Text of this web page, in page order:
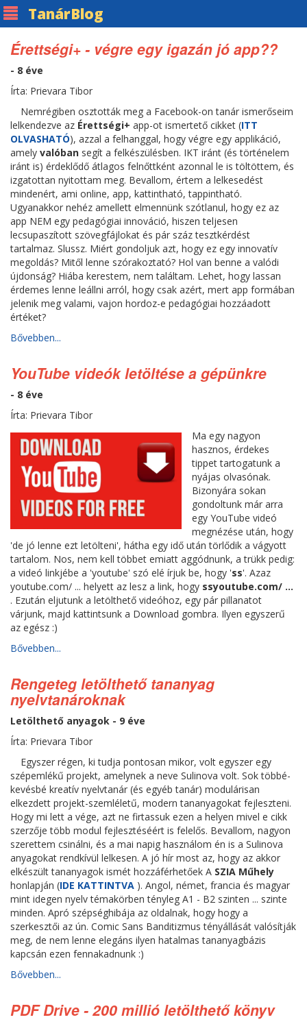
TanárBlog
Érettségi+ - végre egy igazán jó app??
- 8 éve
Írta: Prievara Tibor
Nemrégiben osztották meg a Facebook-on tanár ismerőseim
lelkendezve az Érettségi+ app-ot ismertető cikket (ITT
OLVASHATÓ), azzal a felhanggal, hogy végre egy applikáció,
amely valóban segít a felkészülésben. IKT iránt (és történelem
iránt is) érdeklődő átlagos felnőttként azonnal le is töltöttem, és
izgatottan nyitottam meg. Bevallom, értem a lelkesedést
mindenért, ami online, app, kattintható, tappintható.
Ugyanakkor nehéz amellett elmennünk szótlanul, hogy ez az
app NEM egy pedagógiai innováció, hiszen teljesen
lecsupaszított szövegfájlokat és pár száz tesztkérdést
tartalmaz. Slussz. Miért gondoljuk azt, hogy ez egy innovatív
megoldás? Mitől lenne szórakoztató? Hol van benne a valódi
újdonság? Hiába kerestem, nem találtam. Lehet, hogy lassan
érdemes lenne leállni arról, hogy csak azért, mert app formában
jelenik meg valami, vajon hordoz-e pedagógiai hozzáadott
értéket?
Bővebben...
YouTube videók letöltése a gépünkre
- 8 éve
Írta: Prievara Tibor
Ma egy nagyon
hasznos, érdekes
tippet tartogatunk a
nyájas olvasónak.
Bizonyára sokan
gondoltunk már arra
egy YouTube videó
megnézése után, hogy
'de jó lenne ezt letölteni', hátha egy idő után törlődik a vágyott
tartalom. Nos, nem kell többet emiatt aggódnunk, a trükk pedig:
a videó linkjébe a 'youtube' szó elé írjuk be, hogy 'ss'. Azaz
youtube.com/ ... helyett az lesz a link, hogy ssyoutube.com/ ...
. Ezután eljutunk a letölthető videóhoz, egy pár pillanatot
várjunk, majd kattintsunk a Download gombra. Ilyen egyszerű
az egész :)
Bővebben...
Rengeteg letölthető tananyag
nyelvtanároknak
Letölthető anyagok - 9 éve
Írta: Prievara Tibor
Egyszer régen, ki tudja pontosan mikor, volt egyszer egy
szépemlékű projekt, amelynek a neve Sulinova volt. Sok többé-
kevésbé kreatív nyelvtanár (és egyéb tanár) modulárisan
elkezdett projekt-szemléletű, modern tananyagokat fejleszteni.
Hogy mi lett a vége, azt ne firtassuk ezen a helyen mivel e cikk
szerzője több modul fejlesztéséért is felelős. Bevallom, nagyon
szerettem csinálni, és a mai napig használom én is a Sulinova
anyagokat rendkívül lelkesen. A jó hír most az, hogy az akkor
elkészült tananyagok ismét hozzáférhetőek A SZIA Műhely
honlapján (IDE KATTINTVA ). Angol, német, francia és magyar
mint idegen nyelv témakörben tényleg A1 - B2 szinten ... szinte
minden. Apró szépséghibája az oldalnak, hogy hogy a
szerkesztői az ún. Comic Sans Banditizmus tényállását valósítják
meg, de nem lenne elegáns ilyen hatalmas tananyagbázis
kapcsán ezen fennakadnunk :)
Bővebben...
PDF Drive - 200 millió letölthető könyv